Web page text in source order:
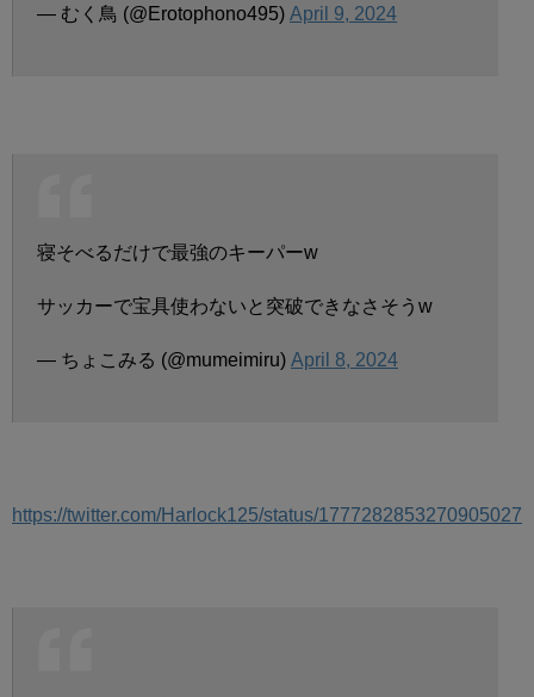
— むく鳥 (@Erotophono495) April 9, 2024
寝そべるだけで最強のキーパーw
サッカーで宝具使わないと突破できなさそうw
— ちょこみる (@mumeimiru) April 8, 2024
https://twitter.com/Harlock125/status/1777282853270905027